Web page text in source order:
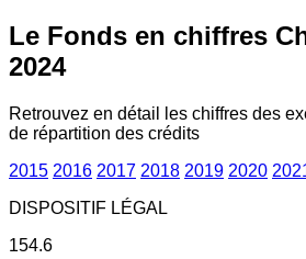
Le Fonds en chiffres
2024
Retrouvez en détail les chiffres des
de répartition des crédits
2015 2016 2017 2018 2019 2020
DISPOSITIF LÉGAL
154.6